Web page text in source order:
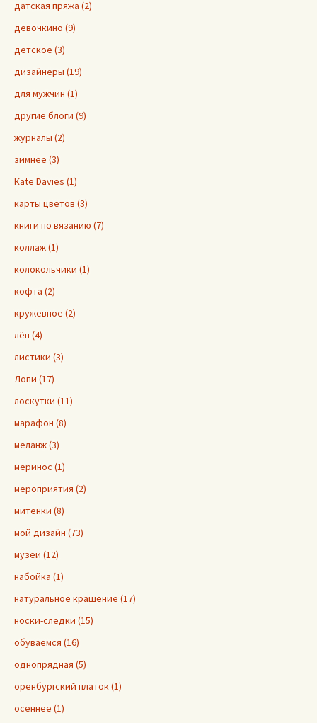
датская пряжа (2)
девочкино (9)
детское (3)
дизайнеры (19)
для мужчин (1)
другие блоги (9)
журналы (2)
зимнее (3)
Кate Davies (1)
карты цветов (3)
книги по вязанию (7)
коллаж (1)
колокольчики (1)
кофта (2)
кружевное (2)
лён (4)
листики (3)
Лопи (17)
лоскутки (11)
марафон (8)
меланж (3)
меринос (1)
мероприятия (2)
митенки (8)
мой дизайн (73)
музеи (12)
набойка (1)
натуральное крашение (17)
носки-следки (15)
обуваемся (16)
однопрядная (5)
оренбургский платок (1)
осеннее (1)